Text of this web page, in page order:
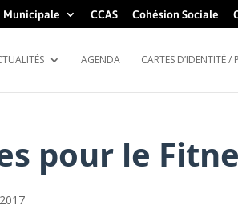
Municipale CCAS Cohésion Sociale
AGENDA CARTES D’IDENTITÉ /
pour le